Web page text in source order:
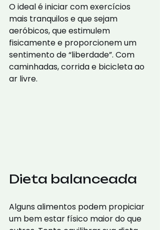
O ideal é iniciar com exercícios
mais tranquilos e que sejam
aeróbicos, que estimulem
fisicamente e proporcionem um
sentimento de “liberdade”. Com
caminhadas, corrida e bicicleta ao
ar livre.
Dieta balanceada
Alguns alimentos podem propiciar
um bem estar físico maior do que